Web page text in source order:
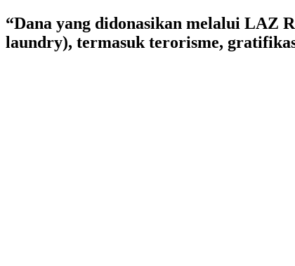
Lewati
ke
konten
“Dana yang didonasikan melalui LAZ
laundry), termasuk terorisme,